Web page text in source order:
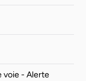
voie - Alerte